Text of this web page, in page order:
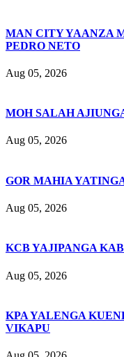
MAN CITY YAANZA
PEDRO NETO
Aug 05, 2026
MOH SALAH
Aug 05, 2026
GOR MAHIA
Aug 05, 2026
KCB YAJIPANGA
Aug 05, 2026
KPA YALENGA
VIKAPU